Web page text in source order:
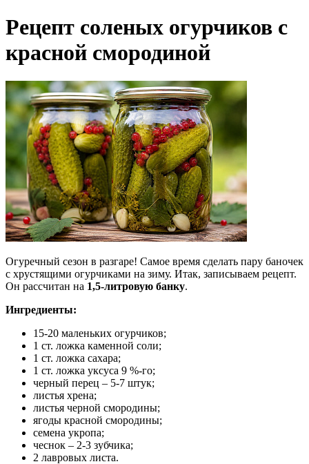
Рецепт соленых огурчиков с
красной смородиной
Огуречный сезон в разгаре! Самое время сделать пару баночек
с хрустящими огурчиками на зиму. Итак, записываем рецепт.
Он рассчитан на 1,5-литровую банку.
Ингредиенты:
15-20 маленьких огурчиков;
1 ст. ложка каменной соли;
1 ст. ложка сахара;
1 ст. ложка уксуса 9 %-го;
черный перец – 5-7 штук;
листья хрена;
листья черной смородины;
ягоды красной смородины;
семена укропа;
чеснок – 2-3 зубчика;
2 лавровых листа.